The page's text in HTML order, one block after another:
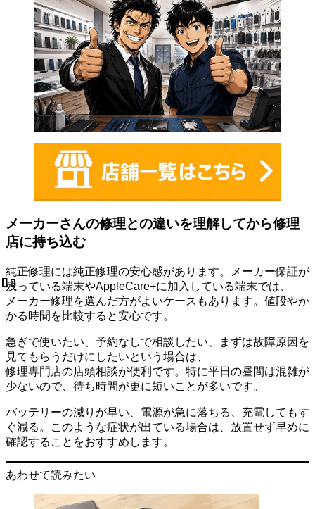
メーカーさんの修理との違いを理解してから修理
店に持ち込む
純正修理には純正修理の安心感があります。メーカー保証が
残っている端末やAppleCare+に加入している端末では、
メーカー修理を選んだ方がよいケースもあります。値段やか
かる時間を比較すると安心です。
急ぎで使いたい、予約なしで相談したい、まずは故障原因を
見てもらうだけにしたいという場合は、
修理専門店の店頭相談が便利です。特に平日の昼間は混雑が
少ないので、待ち時間が更に短いことが多いです。
バッテリーの減りが早い、電源が急に落ちる、充電してもす
ぐ減る。このような症状が出ている場合は、放置せず早めに
確認することをおすすめします。
あわせて読みたい